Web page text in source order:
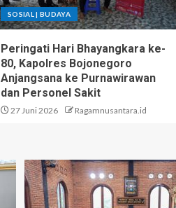
SOSIAL | BUDAYA
Peringati Hari Bhayangkara ke-
80, Kapolres Bojonegoro
Anjangsana ke Purnawirawan
dan Personel Sakit
27 Juni 2026 Ragamnusantara.id